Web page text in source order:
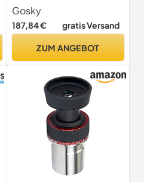
für Vogelbeobachtung
Gosky
187,84 € gratis Versand
ZUM ANGEBOT